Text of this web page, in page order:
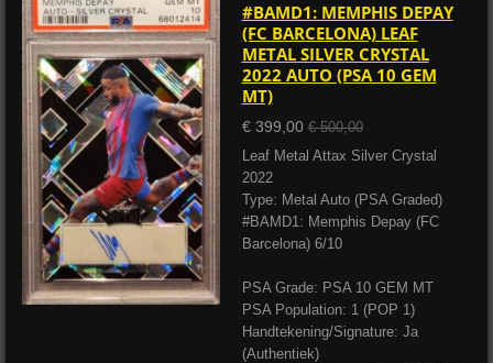
#BAMD1: MEMPHIS DEPAY
(FC BARCELONA) LEAF
METAL SILVER CRYSTAL
2022 AUTO (PSA 10 GEM
MT)
€ 399,00 € 500,00
Leaf Metal Attax Silver Crystal
2022
Type: Metal Auto (PSA Graded)
#BAMD1: Memphis Depay (FC
Barcelona) 6/10
PSA Grade: PSA 10 GEM MT
PSA Population: 1 (POP 1)
Handtekening/Signature: Ja
(Authentiek)